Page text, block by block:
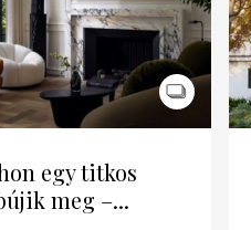
egy titkos
meg –...